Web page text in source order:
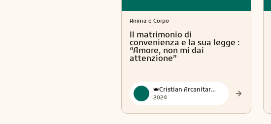
Anima e Corpo
Il matrimonio di
convenienza e la sua legge :
“Amore, non mi dai
attenzione”
👑Cristian Arcanitarocchi👑 Official
2024